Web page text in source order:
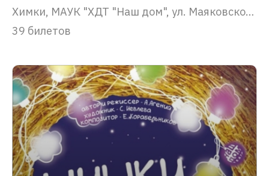
Химки, МАУК "ХДТ "Наш дом", ул. Маяковского, 22
39 билетов